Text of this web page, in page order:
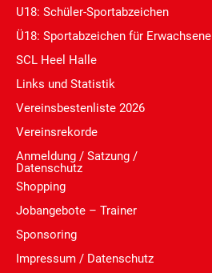
U18: Schüler-Sportabzeichen
Ü18: Sportabzeichen für Erwachsene
SCL Heel Halle
Links und Statistik
Vereinsbestenliste 2026
Vereinsrekorde
Anmeldung / Satzung /
Datenschutz
Shopping
Jobangebote – Trainer
Sponsoring
Impressum / Datenschutz